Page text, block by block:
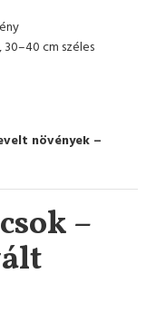
30–40 cm széles
növények –
–